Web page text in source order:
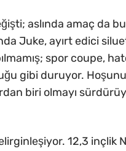
aslında amaç da
Juke, ayırt edici
spor coupe,
gibi duruyor.
biri olmayı
12,3